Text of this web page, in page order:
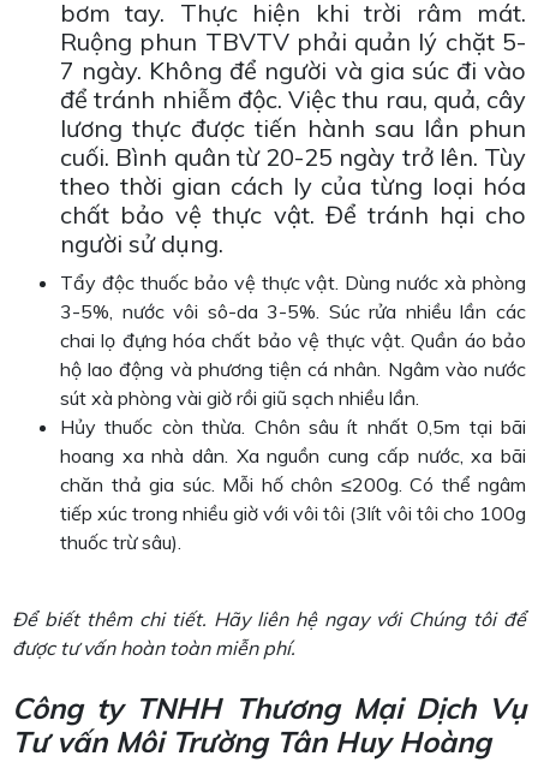
bơm tay. Thực hiện khi trời râm mát.
Ruộng phun TBVTV phải quản lý chặt 5-
7 ngày. Không để người và gia súc đi vào
để tránh nhiễm độc. Việc thu rau, quả, cây
lương thực được tiến hành sau lần phun
cuối. Bình quân từ 20-25 ngày trở lên. Tùy
theo thời gian cách ly của từng loại hóa
chất bảo vệ thực vật. Để tránh hại cho
người sử dụng.
Tẩy độc thuốc bảo vệ thực vật. Dùng nước xà phòng
3-5%, nước vôi sô-da 3-5%. Súc rửa nhiều lần các
chai lọ đựng hóa chất bảo vệ thực vật. Quần áo bảo
hộ lao động và phương tiện cá nhân. Ngâm vào nước
sút xà phòng vài giờ rồi giũ sạch nhiều lần.
Hủy thuốc còn thừa. Chôn sâu ít nhất 0,5m tại bãi
hoang xa nhà dân. Xa nguồn cung cấp nước, xa bãi
chăn thả gia súc. Mỗi hố chôn ≤200g. Có thể ngâm
tiếp xúc trong nhiều giờ với vôi tôi (3lít vôi tôi cho 100g
thuốc trừ sâu).
Để biết thêm chi tiết. Hãy liên hệ ngay với Chúng tôi để
được tư vấn hoàn toàn miễn phí.
Công ty TNHH Thương Mại Dịch Vụ
Tư vấn Môi Trường Tân Huy Hoàng